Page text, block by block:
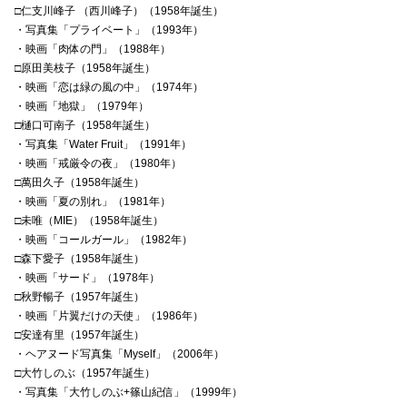
□仁支川峰子 （西川峰子）（1958年誕生）
・写真集「プライベート」（1993年）
・映画「肉体の門」（1988年）
□原田美枝子（1958年誕生）
・映画「恋は緑の風の中」（1974年）
・映画「地獄」（1979年）
□樋口可南子（1958年誕生）
・写真集「Water Fruit」（1991年）
・映画「戒厳令の夜」（1980年）
□萬田久子（1958年誕生）
・映画「夏の別れ」（1981年）
□未唯（MIE）（1958年誕生）
・映画「コールガール」（1982年）
□森下愛子（1958年誕生）
・映画「サード」（1978年）
□秋野暢子（1957年誕生）
・映画「片翼だけの天使」（1986年）
□安達有里（1957年誕生）
・ヘアヌード写真集「Myself」（2006年）
□大竹しのぶ（1957年誕生）
・写真集「大竹しのぶ+篠山紀信」（1999年）